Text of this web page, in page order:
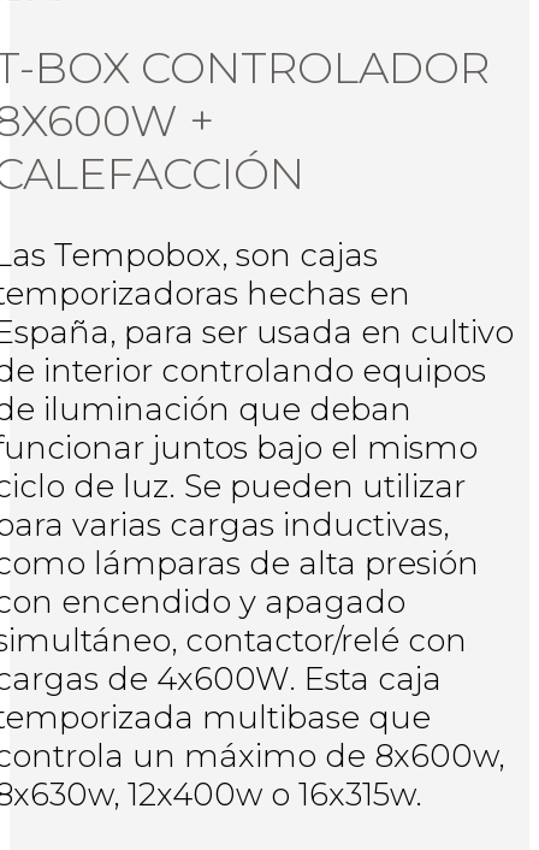
BOX CONTROLADOR
+
Tempobox, son cajas
hechas en
para ser usada en cultivo
interior controlando equipos
iluminación que deban
juntos bajo el mismo
de luz. Se pueden utilizar
varias cargas inductivas,
lámparas de alta presión
encendido y apagado
contactor/relé con
de 4x600W. Esta caja
multibase que
un máximo de 8x600w,
12x400w o 16x315w.